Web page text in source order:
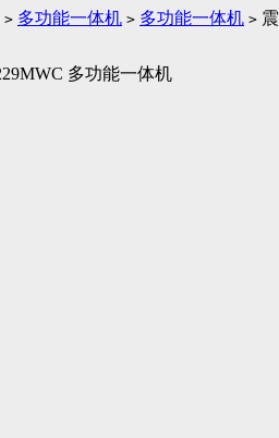
> 多功能一体机 > 多功能一体机 >